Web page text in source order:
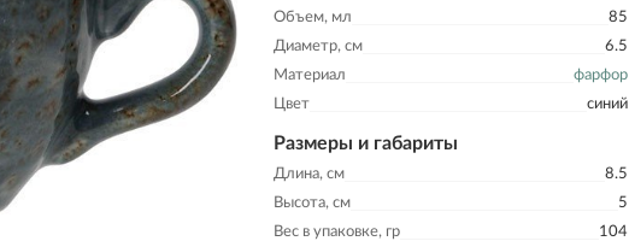
Объем, мл
85
Диаметр, см
6.5
Материал
фарфор
Цвет
синий
Размеры и габариты
Длина, см
8.5
Высота, см
5
Вес в упаковке, гр
104